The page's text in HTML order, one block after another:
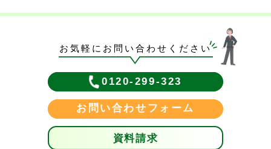
お気軽にお問い合わせください
0120-299-323
お問い合わせフォーム
資料請求